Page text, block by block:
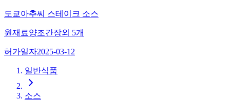
도쿄아추씨 스테이크 소스
원재료양조간장외 5개
허가일자2025-03-12
일반식품
소스